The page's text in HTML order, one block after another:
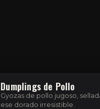
Dumplings de Pollo
Gyozas de pollo jugoso,
ese dorado irresistible.